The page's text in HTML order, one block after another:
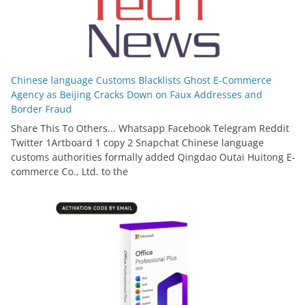
Chinese language Customs Blacklists Ghost E-Commerce
Agency as Beijing Cracks Down on Faux Addresses and
Border Fraud
Share This To Others... Whatsapp Facebook Telegram Reddit
Twitter 1Artboard 1 copy 2 Snapchat Chinese language
customs authorities formally added Qingdao Outai Huitong E-
commerce Co., Ltd. to the